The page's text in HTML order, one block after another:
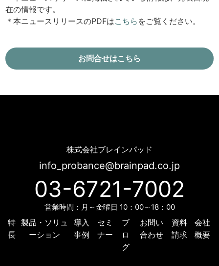
在の情報です。
＊本ニュースリリースのPDFはこちら をご覧ください。
お問合せはこちら
株式会社ブレインパッド
info_probance@brainpad.co.jp
03-6721-7002
営業時間：月～金曜日 10：00～18：00
特
長
製品・ソリュ
ーション
導入
事例
セミ
ナー
ブ
ロ
グ
お問い
合わせ
資料
請求
会社
概要